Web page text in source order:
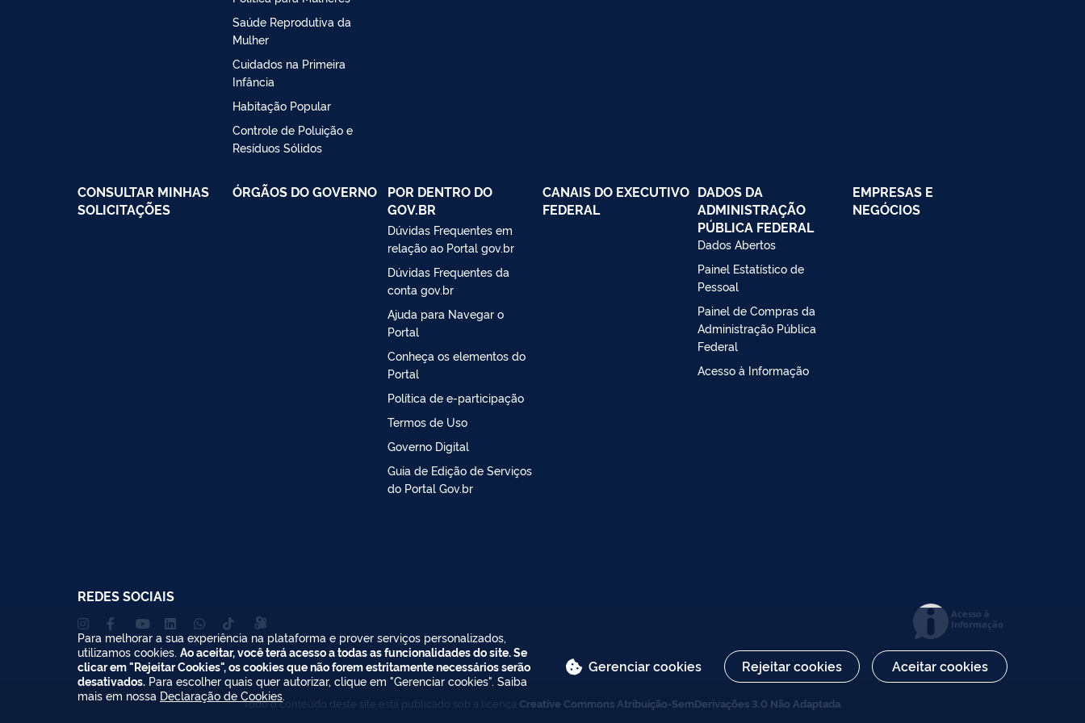
Saúde Reprodutiva da
Mulher
Cuidados na Primeira
Infância
Habitação Popular
Controle de Poluição e
Resíduos Sólidos
CONSULTAR MINHAS
SOLICITAÇÕES
ÓRGÃOS DO GOVERNO
POR DENTRO DO
GOV.BR
Dúvidas Frequentes em
relação ao Portal gov.br
Dúvidas Frequentes da
conta gov.br
Ajuda para Navegar o
Portal
Conheça os elementos do
Portal
Política de e-participação
Termos de Uso
Governo Digital
Guia de Edição de Serviços
do Portal Gov.br
CANAIS DO EXECUTIVO
FEDERAL
DADOS DA
ADMINISTRAÇÃO
PÚBLICA FEDERAL
Dados Abertos
Painel Estatístico de
Pessoal
Painel de Compras da
Administração Pública
Federal
Acesso à Informação
EMPRESAS E
NEGÓCIOS
REDES SOCIAIS
Acesso à
Informação
Todo o conteúdo deste site está publicado sob a licença Creative Commons Atribuição-SemDerivações 3.0 Não Adaptada
Para melhorar a sua experiência na plataforma e prover serviços personalizados,
utilizamos cookies. Ao aceitar, você terá acesso a todas as funcionalidades do site. Se
clicar em "Rejeitar Cookies", os cookies que não forem estritamente necessários serão
desativados. Para escolher quais quer autorizar, clique em "Gerenciar cookies". Saiba
mais em nossa Declaração de Cookies.
Gerenciar cookies Rejeitar cookies Aceitar cookies